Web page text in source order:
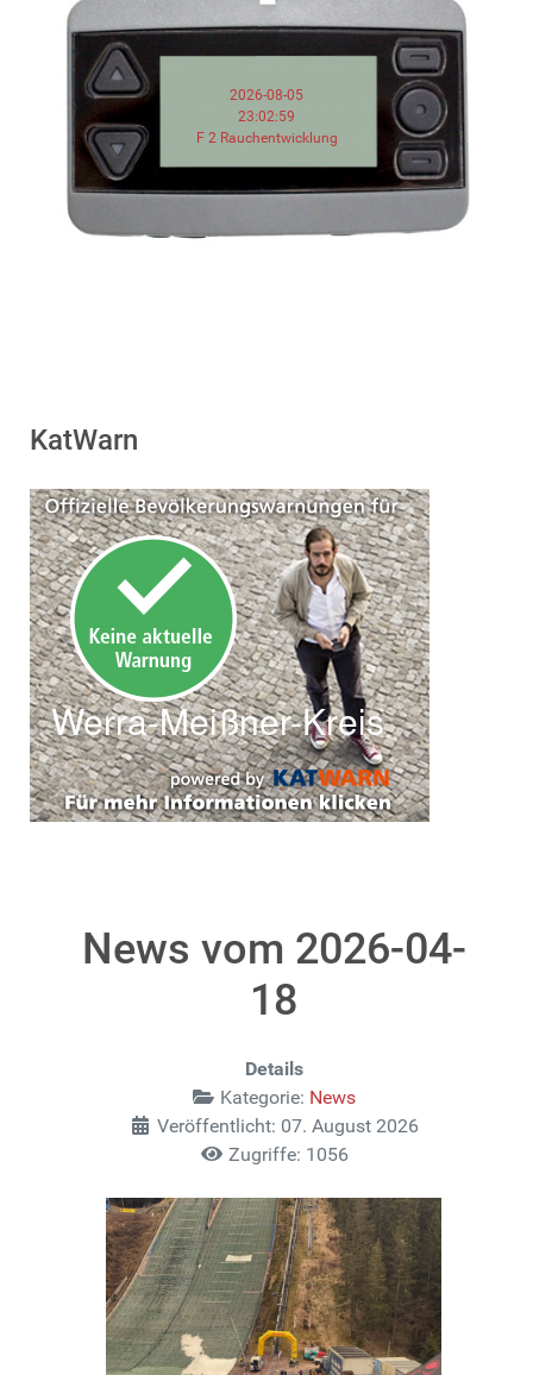
2026-08-05
23:02:59
F 2 Rauchentwicklung
KatWarn
News vom 2026-04-
18
Details
Kategorie: News
Veröffentlicht: 07. August 2026
Zugriffe: 1056